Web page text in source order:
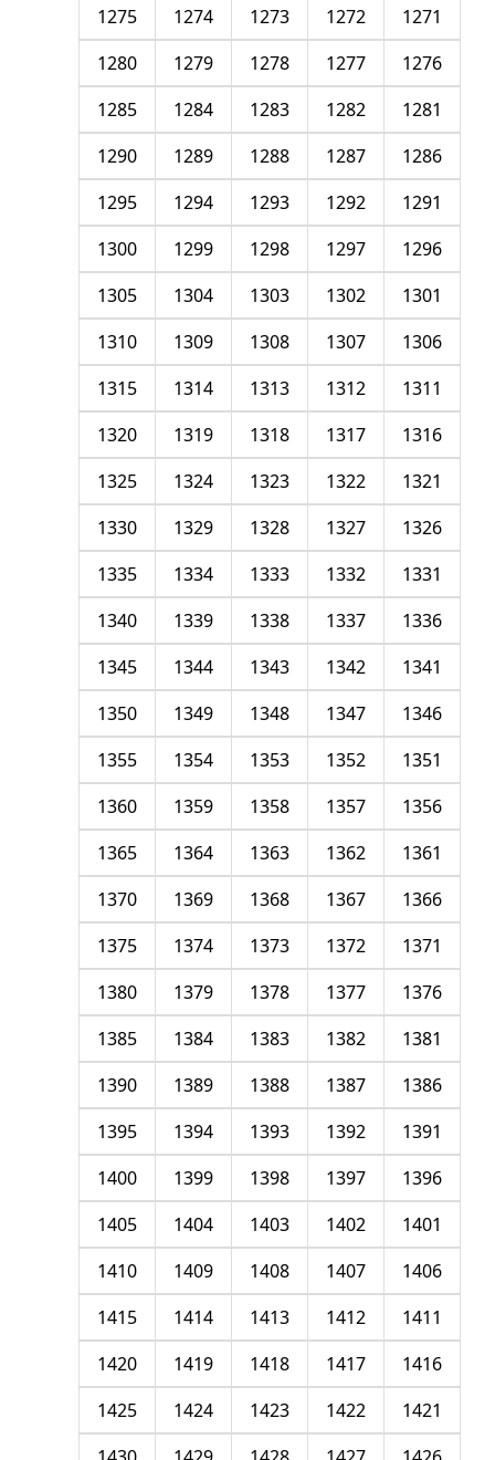
1271
1272
1273
1274
1275
1276
1277
1278
1279
1280
1281
1282
1283
1284
1285
1286
1287
1288
1289
1290
1291
1292
1293
1294
1295
1296
1297
1298
1299
1300
1301
1302
1303
1304
1305
1306
1307
1308
1309
1310
1311
1312
1313
1314
1315
1316
1317
1318
1319
1320
1321
1322
1323
1324
1325
1326
1327
1328
1329
1330
1331
1332
1333
1334
1335
1336
1337
1338
1339
1340
1341
1342
1343
1344
1345
1346
1347
1348
1349
1350
1351
1352
1353
1354
1355
1356
1357
1358
1359
1360
1361
1362
1363
1364
1365
1366
1367
1368
1369
1370
1371
1372
1373
1374
1375
1376
1377
1378
1379
1380
1381
1382
1383
1384
1385
1386
1387
1388
1389
1390
1391
1392
1393
1394
1395
1396
1397
1398
1399
1400
1401
1402
1403
1404
1405
1406
1407
1408
1409
1410
1411
1412
1413
1414
1415
1416
1417
1418
1419
1420
1421
1422
1423
1424
1425